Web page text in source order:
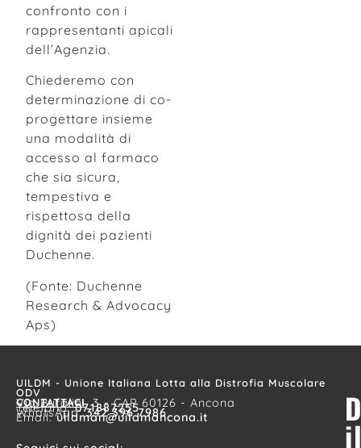
confronto con i
rappresentanti apicali
dell’Agenzia.
Chiederemo con
determinazione di co-
progettare insieme
una modalità di
accesso al farmaco
che sia sicura,
tempestiva e
rispettosa della
dignità dei pazienti
Duchenne.
(Fonte: Duchenne
Research & Advocacy
Aps)
UILDM - Unione Italiana Lotta alla Distrofia Muscolare
ODV
CONTATTACI
Via Bufalini, 3 - CAP 60126 - Ancona
Telefono:071887255
WhatsApp:342 396 7986
Email:uildman@uildmancona.it